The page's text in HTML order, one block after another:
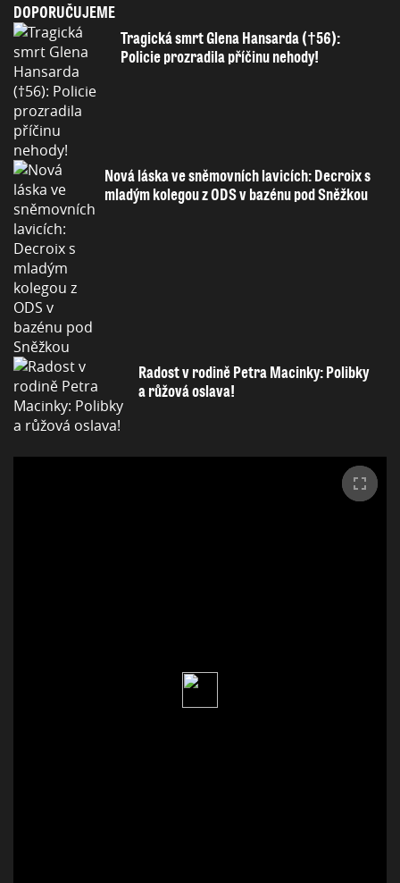
DOPORUČUJEME
Tragická smrt Glena Hansarda (†56):
Policie prozradila příčinu nehody!
Nová láska ve sněmovních lavicích: Decroix s
mladým kolegou z ODS v bazénu pod Sněžkou
Radost v rodině Petra Macinky: Polibky
a růžová oslava!